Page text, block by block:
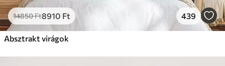
14850Ft8910 Ft 439
Absztrakt virágok